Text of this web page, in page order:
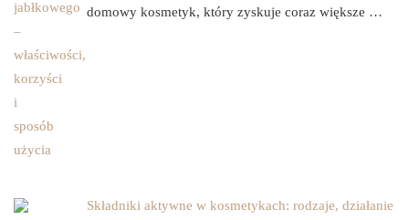
domowy kosmetyk, który zyskuje coraz większe …
Składniki aktywne w kosmetykach: rodzaje, działanie